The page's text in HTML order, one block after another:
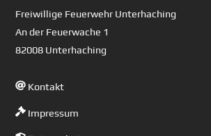
Freiwillige Feuerwehr Unterhaching
An der Feuerwache 1
82008 Unterhaching
Kontakt
Impressum